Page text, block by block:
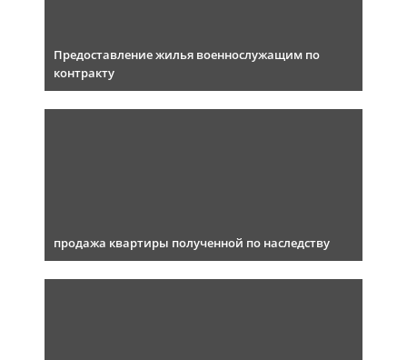
Предоставление жилья военнослужащим по
контракту
продажа квартиры полученной по наследству